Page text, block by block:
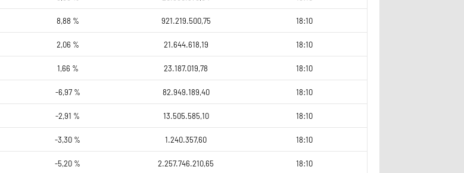
8,88 % 921.219.500,75 18:10
2,06 % 21.644.618,19 18:10
1,66 % 23.187.019,78 18:10
-6,97 % 82.949.189,40 18:10
-2,91 % 13.505.585,10 18:10
-3,30 % 1.240.357,60 18:10
-5,20 % 2.257.746.210,65 18:10